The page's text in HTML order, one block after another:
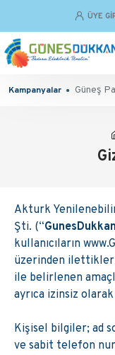
ÜYE
Kampanyalar Güneş
Akturk
Şti. (“
kullanıcıların
üzerinden
ile belirlenen
ayrıca izinsiz
Kişisel bilgiler; ad
ve sabit telefon